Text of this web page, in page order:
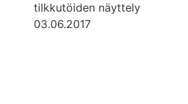
tilkkutöiden näyttely
03.06.2017